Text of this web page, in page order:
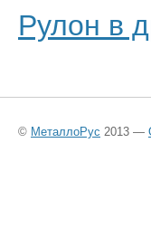
Рулон в
© МеталлоРус 2013 —